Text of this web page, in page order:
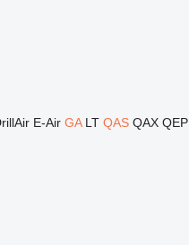
E-Air GA LT QAS QAX QEP